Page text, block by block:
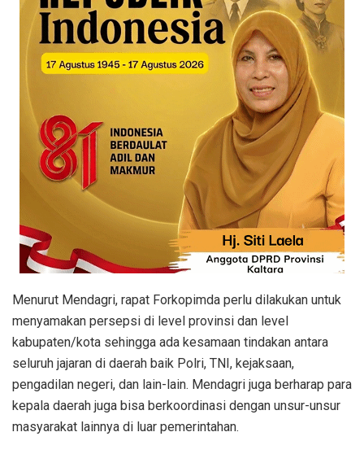
Menurut Mendagri, rapat Forkopimda perlu dilakukan untuk
menyamakan persepsi di level provinsi dan level
kabupaten/kota sehingga ada kesamaan tindakan antara
seluruh jajaran di daerah baik Polri, TNI, kejaksaan,
pengadilan negeri, dan lain-lain. Mendagri juga berharap para
kepala daerah juga bisa berkoordinasi dengan unsur-unsur
masyarakat lainnya di luar pemerintahan.